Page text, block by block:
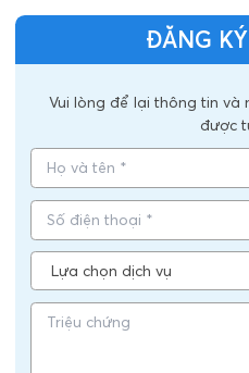
ĐĂNG
Vui lòng để lại thông tin và
được